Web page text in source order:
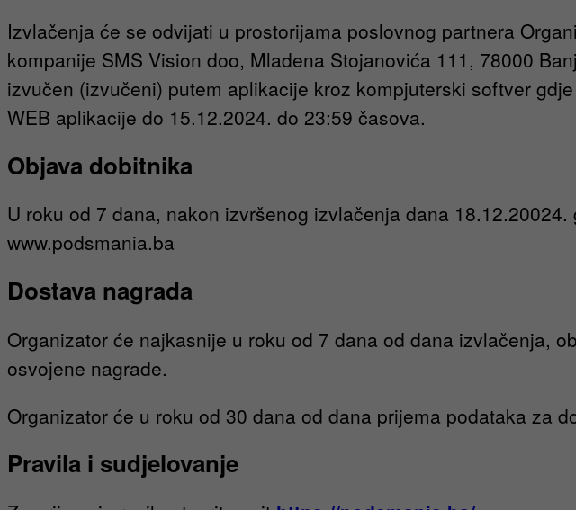
Izvlačenja će se odvijati u prostorijama poslovnog partnera
kompanije SMS Vision doo, Mladena Stojanovića 111, 78000
izvučen (izvučeni) putem aplikacije kroz kompjuterski softver
WEB aplikacije do 15.12.2024. do 23:59 časova.
Objava dobitnika
U roku od 7 dana, nakon izvršenog izvlačenja dana
www.podsmania.ba
Dostava nagrada
Organizator će najkasnije u roku od 7 dana od dana izvlačenja,
osvojene nagrade.
Organizator će u roku od 30 dana od dana prijema podataka za
Pravila i sudjelovanje